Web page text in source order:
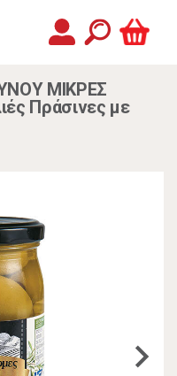
ΜΙΚΡΕΣ
Πράσινες με